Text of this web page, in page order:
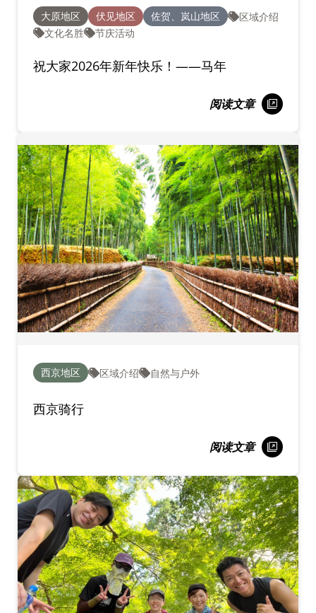
大原地区 伏见地区 佐贺、岚山地区
区域介绍
文化名胜
节庆活动
祝大家2026年新年快乐！——马年
阅读文章
西京地区 区域介绍 自然与户外
西京骑行
阅读文章